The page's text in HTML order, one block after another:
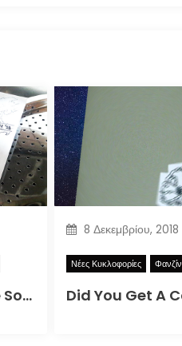
Puke Σουπ (Puke Soup)
8 Δεκεμβρίου, 2018
Νέες Κυκλοφορίες Φανζίν